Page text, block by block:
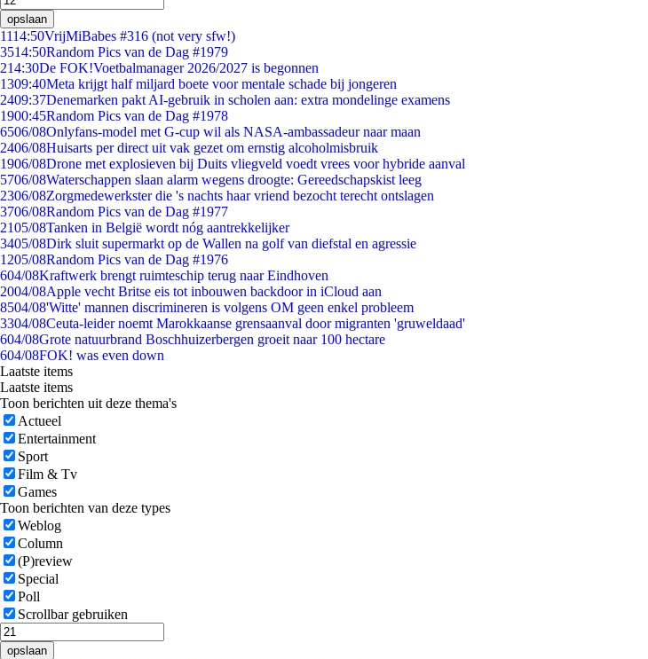
opslaan
1114:50VrijMiBabes #316 (not very sfw!)
3514:50Random Pics van de Dag #1979
214:30De FOK!Voetbalmanager 2026/2027 is begonnen
1309:40Meta krijgt half miljard boete voor mentale schade bij jongeren
2409:37Denemarken pakt AI-gebruik in scholen aan: extra mondelinge examens
1900:45Random Pics van de Dag #1978
6506/08Onlyfans-model met G-cup wil als NASA-ambassadeur naar maan
2406/08Huisarts per direct uit vak gezet om ernstig alcoholmisbruik
1906/08Drone met explosieven bij Duits vliegveld voedt vrees voor hybride aanval
5706/08Waterschappen slaan alarm wegens droogte: Gereedschapskist leeg
2306/08Zorgmedewerkster die 's nachts haar vriend bezocht terecht ontslagen
3706/08Random Pics van de Dag #1977
2105/08Tanken in België wordt nóg aantrekkelijker
3405/08Dirk sluit supermarkt op de Wallen na golf van diefstal en agressie
1205/08Random Pics van de Dag #1976
604/08Kraftwerk brengt ruimteschip terug naar Eindhoven
2004/08Apple vecht Britse eis tot inbouwen backdoor in iCloud aan
8504/08'Witte' mannen discrimineren is volgens OM geen enkel probleem
3304/08Ceuta-leider noemt Marokkaanse grensaanval door migranten 'gruweldaad'
604/08Grote natuurbrand Boschhuizerbergen groeit naar 100 hectare
604/08FOK! was even down
Laatste items
Laatste items
Toon berichten uit deze thema's
Actueel
Entertainment
Sport
Film & Tv
Games
Toon berichten van deze types
Weblog
Column
(P)review
Special
Poll
Scrollbar gebruiken
opslaan